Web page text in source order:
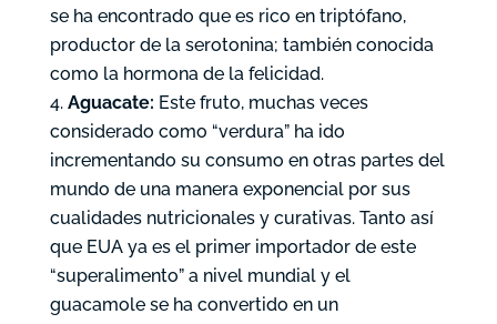
se ha encontrado que es rico en triptófano,
productor de la serotonina; también conocida
como la hormona de la felicidad.
Aguacate: Este fruto, muchas veces
considerado como “verdura” ha ido
incrementando su consumo en otras partes del
mundo de una manera exponencial por sus
cualidades nutricionales y curativas. Tanto así
que EUA ya es el primer importador de este
“superalimento” a nivel mundial y el
guacamole se ha convertido en un